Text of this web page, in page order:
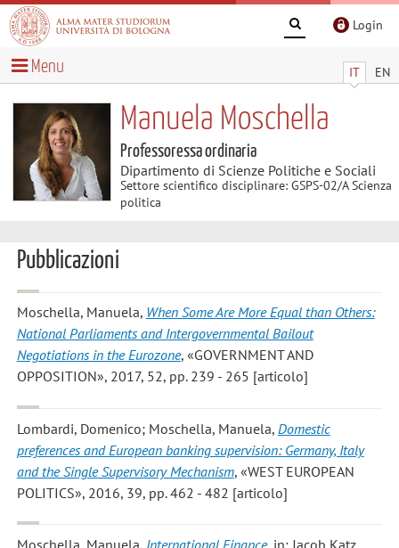
Login
IT EN
Menu
Manuela Moschella
Professoressa ordinaria
Dipartimento di Scienze Politiche e Sociali
Settore scientifico disciplinare: GSPS-02/A Scienza
politica
Pubblicazioni
Moschella, Manuela, When Some Are More Equal than Others:
National Parliaments and Intergovernmental Bailout
Negotiations in the Eurozone, «GOVERNMENT AND
OPPOSITION», 2017, 52, pp. 239 - 265 [articolo]
Lombardi, Domenico; Moschella, Manuela, Domestic
preferences and European banking supervision: Germany, Italy
and the Single Supervisory Mechanism, «WEST EUROPEAN
POLITICS», 2016, 39, pp. 462 - 482 [articolo]